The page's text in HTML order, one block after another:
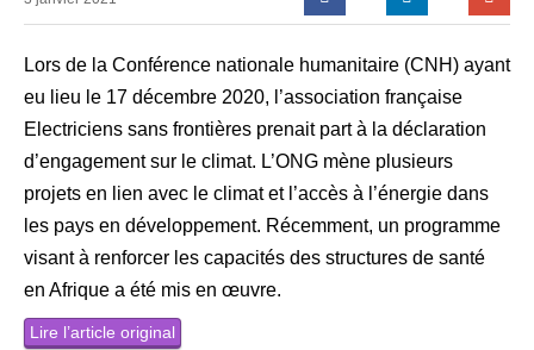
Lors de la Conférence nationale humanitaire (CNH) ayant
eu lieu le 17 décembre 2020, l’association française
Electriciens sans frontières prenait part à la déclaration
d’engagement sur le climat. L’ONG mène plusieurs
projets en lien avec le climat et l’accès à l’énergie dans
les pays en développement. Récemment, un programme
visant à renforcer les capacités des structures de santé
en Afrique a été mis en œuvre.
Lire l’article original